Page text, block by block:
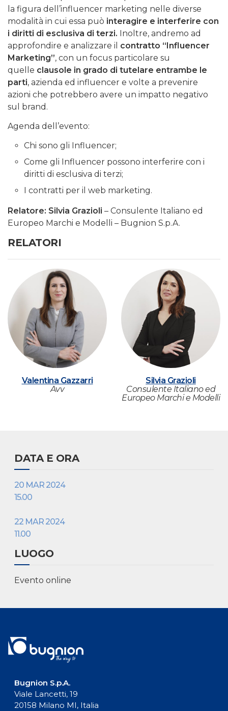
la figura dell’influencer marketing nelle diverse
modalità in cui essa può interagire e interferire con
i diritti di esclusiva di terzi. Inoltre, andremo ad
approfondire e analizzare il contratto “Influencer
Marketing”, con un focus particolare su
quelle clausole in grado di tutelare entrambe le
parti, azienda ed influencer e volte a prevenire
azioni che potrebbero avere un impatto negativo
sul brand.
Agenda dell’evento:
Chi sono gli Influencer;
Come gli Influencer possono interferire con i
diritti di esclusiva di terzi;
I contratti per il web marketing.
Relatore: Silvia Grazioli – Consulente Italiano ed
Europeo Marchi e Modelli – Bugnion S.p.A.
RELATORI
Valentina Gazzarri
Avv
Silvia Grazioli
Consulente Italiano ed
Europeo Marchi e Modelli
DATA E ORA
20 MAR 2024
15.00
22 MAR 2024
11.00
LUOGO
Evento online
Bugnion S.p.A.
Viale Lancetti, 19
20158 Milano MI, Italia